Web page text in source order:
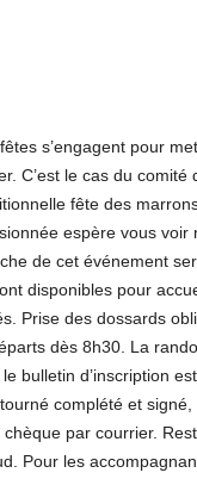
s’engagent pour
C’est le cas du
fête des
espère vous
de cet événement
disponibles pour
Prise des dossards
dès 8h30. La
bulletin d’inscription
complété et
par courrier.
Pour les